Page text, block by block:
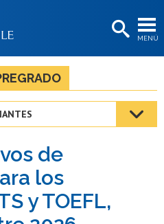
MENÚ
os
os
os
de
los
y TOEFL,